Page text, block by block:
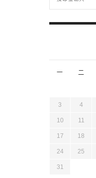
一 二
3 4
10 11
17 18
24 25
31